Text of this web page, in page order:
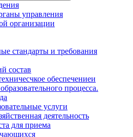
управления
организации
стандарты и требования
состав
обеспечениеи
процесса.
услуги
деятельность
для приема